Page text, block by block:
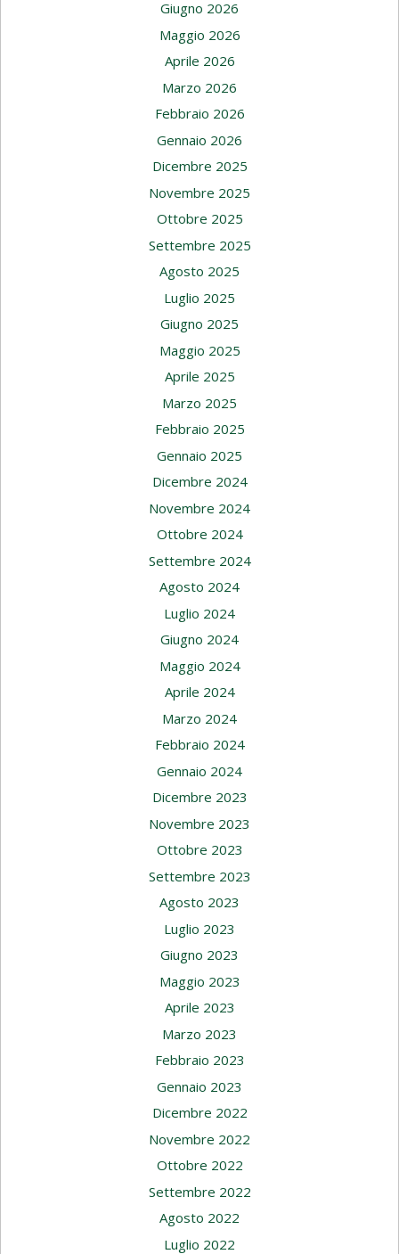
Giugno 2026
Maggio 2026
Aprile 2026
Marzo 2026
Febbraio 2026
Gennaio 2026
Dicembre 2025
Novembre 2025
Ottobre 2025
Settembre 2025
Agosto 2025
Luglio 2025
Giugno 2025
Maggio 2025
Aprile 2025
Marzo 2025
Febbraio 2025
Gennaio 2025
Dicembre 2024
Novembre 2024
Ottobre 2024
Settembre 2024
Agosto 2024
Luglio 2024
Giugno 2024
Maggio 2024
Aprile 2024
Marzo 2024
Febbraio 2024
Gennaio 2024
Dicembre 2023
Novembre 2023
Ottobre 2023
Settembre 2023
Agosto 2023
Luglio 2023
Giugno 2023
Maggio 2023
Aprile 2023
Marzo 2023
Febbraio 2023
Gennaio 2023
Dicembre 2022
Novembre 2022
Ottobre 2022
Settembre 2022
Agosto 2022
Luglio 2022